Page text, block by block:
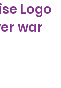
Logo
war